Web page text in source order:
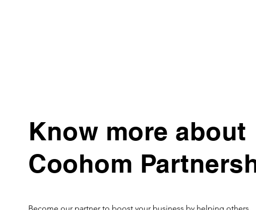
Know more about
Coohom